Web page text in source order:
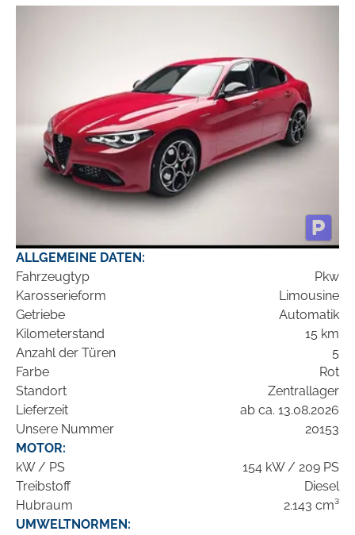
ALLGEMEINE DATEN:
Fahrzeugtyp
Pkw
Karosserieform
Limousine
Getriebe
Automatik
Kilometerstand
15 km
Anzahl der Türen
5
Farbe
Rot
Standort
Zentrallager
Lieferzeit
ab ca. 13.08.2026
Unsere Nummer
20153
MOTOR:
kW / PS
154 kW / 209 PS
Treibstoff
Diesel
Hubraum
2.143 cm³
UMWELTNORMEN: